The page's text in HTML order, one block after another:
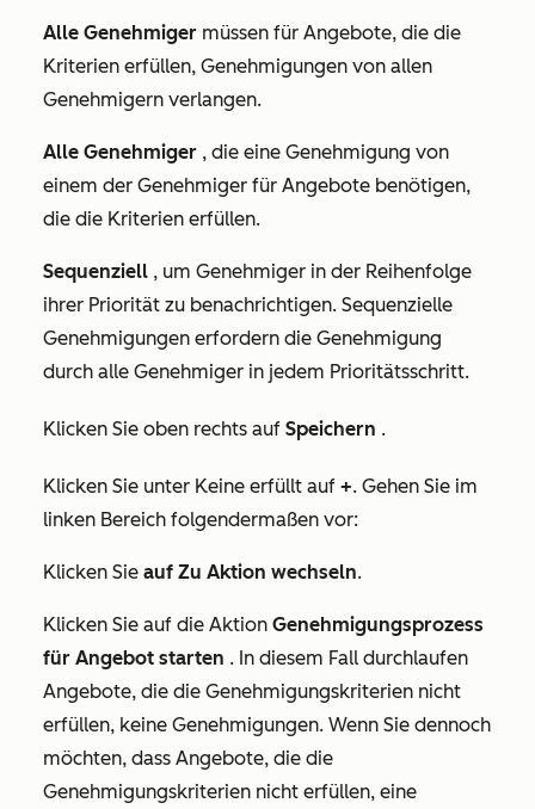
Alle Genehmiger müssen für Angebote, die die
Kriterien erfüllen, Genehmigungen von allen
Genehmigern verlangen.
Alle Genehmiger , die eine Genehmigung von
einem der Genehmiger für Angebote benötigen,
die die Kriterien erfüllen.
Sequenziell , um Genehmiger in der Reihenfolge
ihrer Priorität zu benachrichtigen. Sequenzielle
Genehmigungen erfordern die Genehmigung
durch alle Genehmiger in jedem Prioritätsschritt.
Klicken Sie oben rechts auf Speichern .
Klicken Sie unter Keine erfüllt auf +. Gehen Sie im
linken Bereich folgendermaßen vor:
Klicken Sie auf Zu Aktion wechseln.
Klicken Sie auf die Aktion Genehmigungsprozess
für Angebot starten . In diesem Fall durchlaufen
Angebote, die die Genehmigungskriterien nicht
erfüllen, keine Genehmigungen. Wenn Sie dennoch
möchten, dass Angebote, die die
Genehmigungskriterien nicht erfüllen, eine